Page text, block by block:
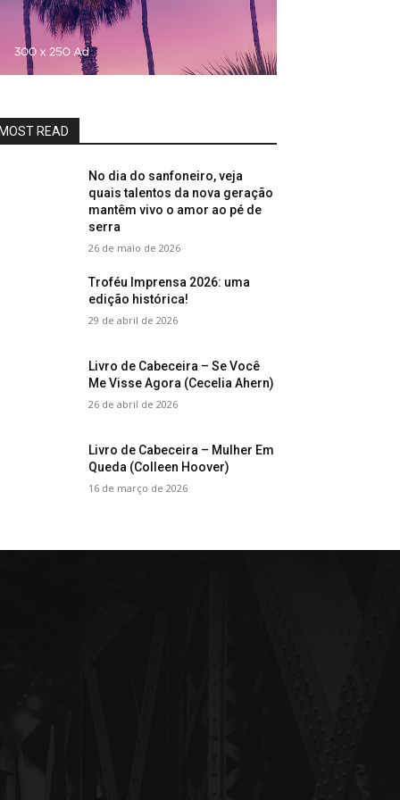
READ
No dia do sanfoneiro, veja
quais talentos da nova geração
mantêm vivo o amor ao pé de
serra
26 de maio de 2026
Troféu Imprensa 2026: uma
edição histórica!
29 de abril de 2026
Livro de Cabeceira – Se Você
Me Visse Agora (Cecelia Ahern)
26 de abril de 2026
Livro de Cabeceira – Mulher Em
Queda (Colleen Hoover)
16 de março de 2026